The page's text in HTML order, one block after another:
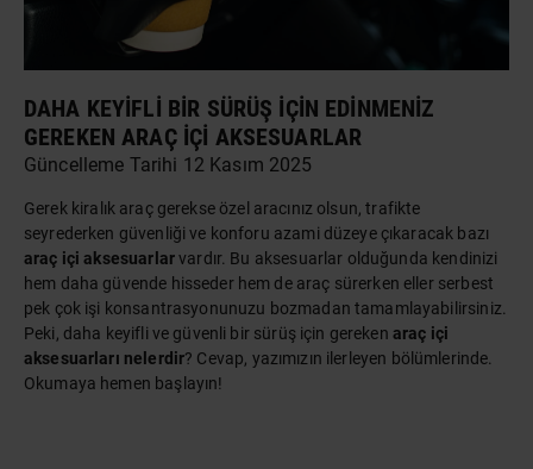
DAHA KEYIFLI BIR SÜRÜŞ IÇIN EDINMENIZ
GEREKEN ARAÇ İÇI AKSESUARLAR
Güncelleme Tarihi 12 Kasım 2025
Gerek kiralık araçgerekse özel aracınız olsun, trafikte
seyrederken güvenliği ve konforu azami düzeye çıkaracak bazı
araç içi aksesuarlarvardır. Bu aksesuarlar olduğunda kendinizi
hem daha güvende hisseder hem de araç sürerken eller serbest
pek çok işi konsantrasyonunuzu bozmadan tamamlayabilirsiniz.
Peki, daha keyifli ve güvenli bir sürüş için gereken araç içi
aksesuarları nelerdir? Cevap, yazımızın ilerleyen bölümlerinde.
Okumaya hemen başlayın!